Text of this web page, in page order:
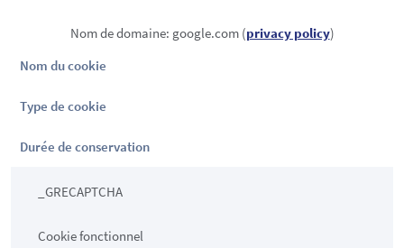
Nom de domaine: google.com (privacy policy)
Nom du cookie
Type de cookie
Durée de conservation
_GRECAPTCHA
Cookie fonctionnel